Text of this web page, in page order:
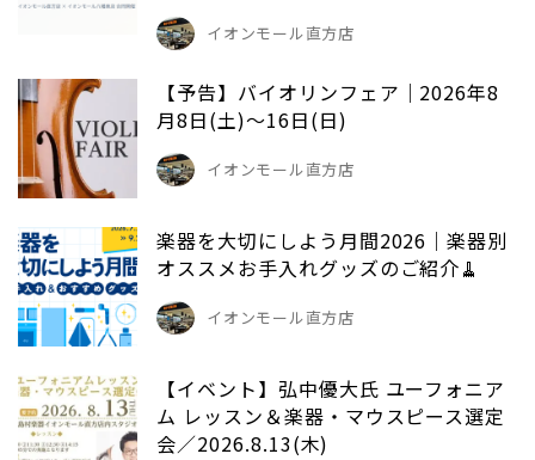
イオンモール直方店
【予告】バイオリンフェア｜2026年8
月8日(土)～16日(日)
イオンモール直方店
楽器を大切にしよう月間2026｜楽器別
オススメお手入れグッズのご紹介🧹
イオンモール直方店
【イベント】弘中優大氏 ユーフォニア
ム レッスン＆楽器・マウスピース選定
会／2026.8.13(木)